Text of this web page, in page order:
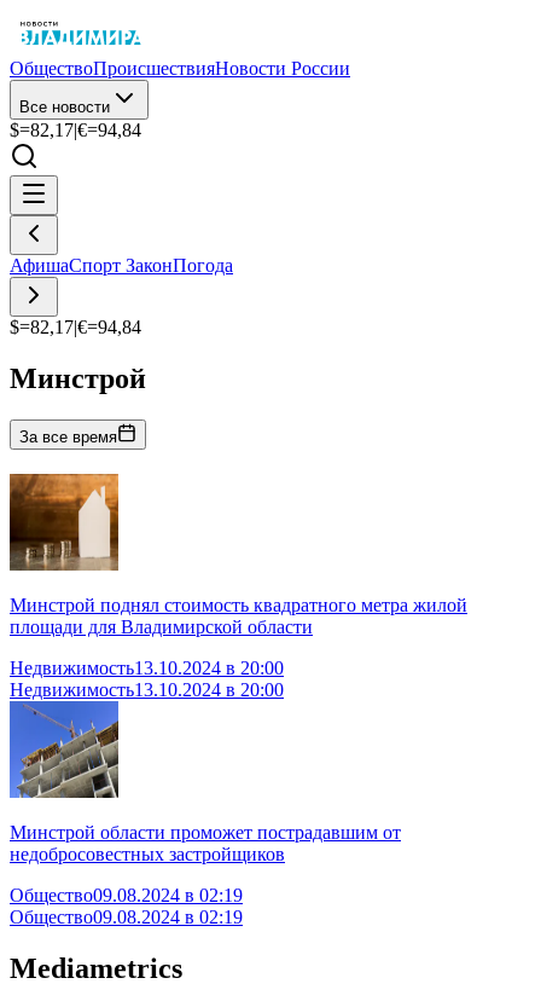
ОбществоПроисшествияНовости России
Все новости
$=82,17|€=94,84
АфишаСпорт ЗаконПогода
$=82,17|€=94,84
Минстрой
За все время
Минстрой поднял стоимость квадратного метра жилой
площади для Владимирской области
Недвижимость13.10.2024 в 20:00
Недвижимость13.10.2024 в 20:00
Минстрой области проможет пострадавшим от
недобросовестных застройщиков
Общество09.08.2024 в 02:19
Общество09.08.2024 в 02:19
Mediametrics